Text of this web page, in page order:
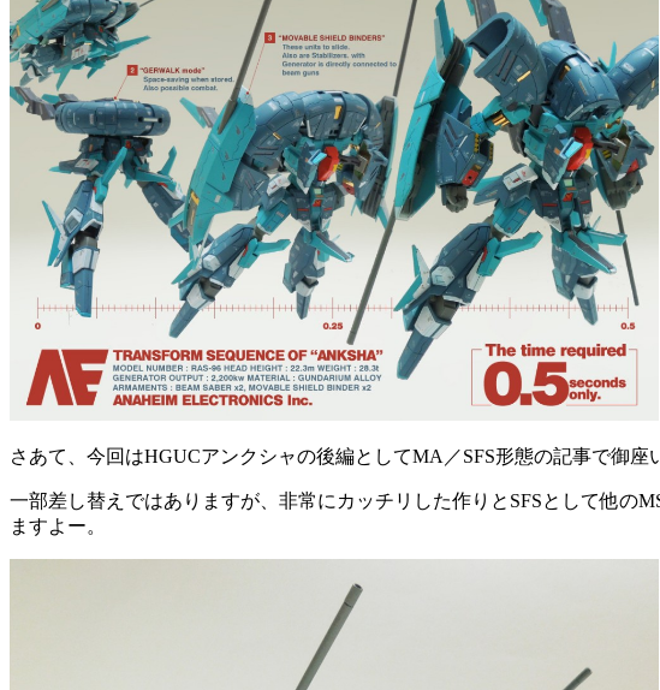
さあて、今回はHGUCアンクシャの後編としてMA／SFS形態の記事で御座
一部差し替えではありますが、非常にカッチリした作りとSFSとして他の
ますよー。